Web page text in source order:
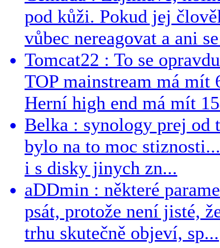
pod kůži. Pokud jej
vůbec nereagovat a ani
Tomcat22 : To se
TOP mainstream má
Herní high end má mít
Belka : synology prej od
bylo na to moc
i s disky jinych zn...
aDDmin : některé
psát, protože není jisté,
trhu skutečně objeví, sp...